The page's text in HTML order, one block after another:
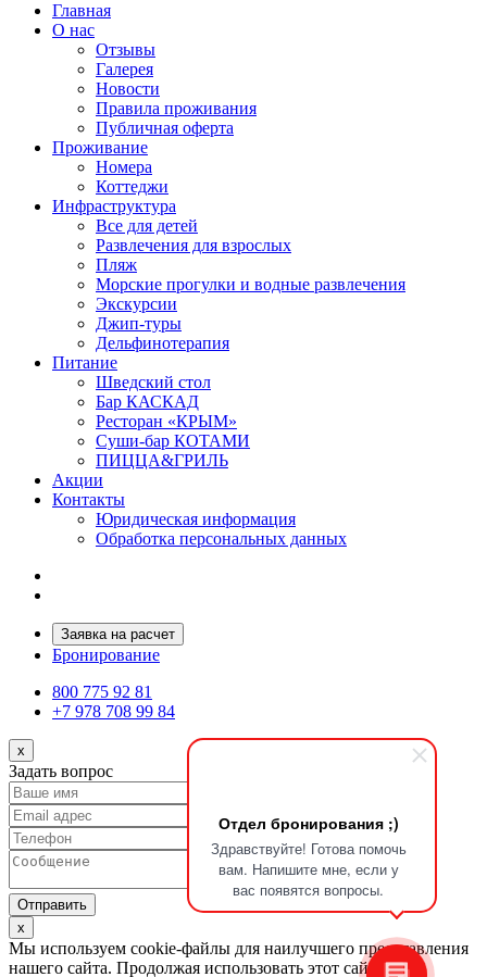
Отдел бронирования ;)
Здравствуйте! Готова помочь
вам. Напишите мне, если у
вас появятся вопросы.
Главная
О нас
Отзывы
Галерея
Новости
Правила проживания
Публичная оферта
Проживание
Номера
Коттеджи
Инфраструктура
Все для детей
Развлечения для взрослых
Пляж
Морские прогулки и водные развлечения
Экскурсии
Джип-туры
Дельфинотерапия
Питание
Шведский стол
Бар КАСКАД
Ресторан «КРЫМ»
Суши-бар КОТАМИ
ПИЦЦА&ГРИЛЬ
Акции
Контакты
Юридическая информация
Обработка персональных данных
Заявка на расчет
Бронирование
800 775 92 81
+7 978 708 99 84
x
Задать вопрос
Отправить
x
Мы используем cookie-файлы для наилучшего представления
нашего сайта. Продолжая использовать этот сайт, вы